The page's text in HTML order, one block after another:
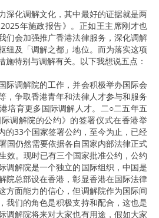
化调解文化，其中最好的证据就是两
年施政报告》。正如王主席刚才也
们会加强推广香港法律服务，深化调解
纽及「调解之都」地位。而为落实这项
施特别与调解有关。以下我想说五点：
调解院的工作，并会积极举办国际会
，争取香港青年和法律人才参与和服务
培育更多国际调解人才。二○二五年五
调解院的公约》的签署仪式在香港举
的33个国家签署公约，至今为止，已经
国仍然需要依据各自国家内部法律正式
。现时已有三个国家批准公约，公约
调解院是一个独立的国际组织，中国是
院总部设在香港，彰显香港在国际法律
方面能力的信心，但调解院作为国际间
我们的角色是积极支持和配合，这也是
调解院将来对大家也有用途，假如大家